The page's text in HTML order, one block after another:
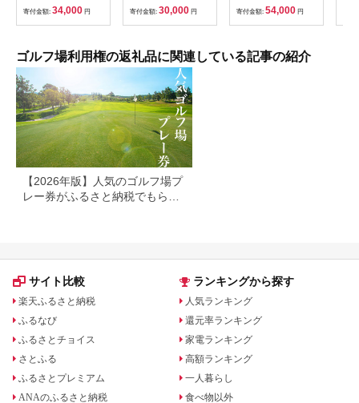
寄付金額: 34,000 円 寄付金額: 30,000 円
プレー 都心から1時間
利用券 ゴルフ場 チケ
ット 茨城 ゴルフ 予約
立地 ゴルフラウンド
アウトドア スポーツ
寄付金額: 54,000 円
ゴルフ場利用権の返礼品に関連している記事の紹介
【2026年版】人気のゴルフ場プ
レー券がふるさと納税でもらえ
サイト比較
楽天ふるさと納税
ふるなび
ふるさとチョイス
さとふる
ふるさとプレミアム
ANAのふるさと納税
ランキングから探す
人気ランキング
還元率ランキング
家電ランキング
高額ランキング
一人暮らし
食べ物以外